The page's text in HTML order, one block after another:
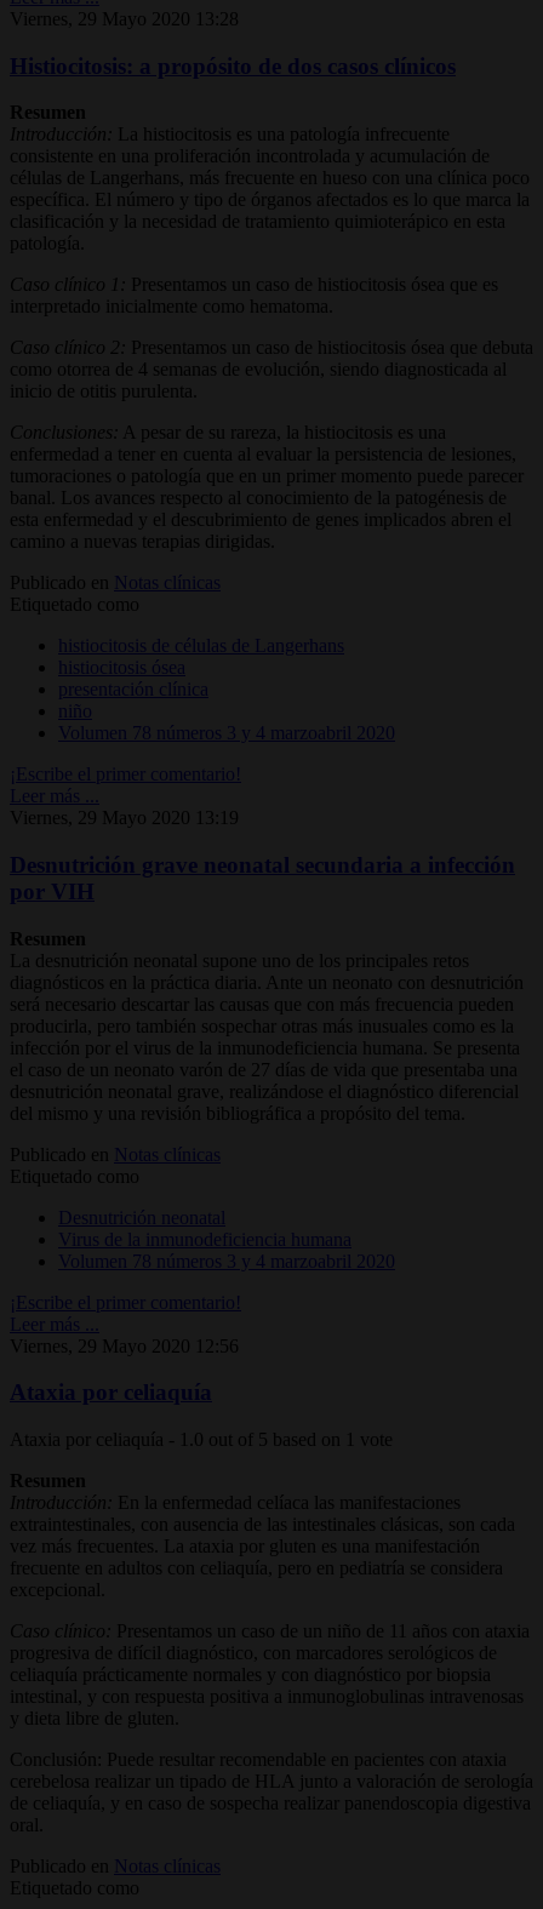
Viernes, 29 Mayo 2020 13:28
Histiocitosis: a propósito de dos casos clínicos
Resumen
Introducción:
La histiocitosis es una patología infrecuente
consistente en una proliferación incontrolada y acumulación de
células de Langerhans, más frecuente en hueso con una clínica poco
específica. El número y tipo de órganos afectados es lo que marca la
clasificación y la necesidad de tratamiento quimioterápico en esta
patología.
Caso clínico 1:
Presentamos un caso de histiocitosis ósea que es
interpretado inicialmente como hematoma.
Caso clínico 2:
Presentamos un caso de histiocitosis ósea que debuta
como otorrea de 4 semanas de evolución, siendo diagnosticada al
inicio de otitis purulenta.
Conclusiones:
A pesar de su rareza, la histiocitosis es una
enfermedad a tener en cuenta al evaluar la persistencia de lesiones,
tumoraciones o patología que en un primer momento puede parecer
banal. Los avances respecto al conocimiento de la patogénesis de
esta enfermedad y el descubrimiento de genes implicados abren el
camino a nuevas terapias dirigidas.
Publicado en
Notas clínicas
Etiquetado como
histiocitosis de células de Langerhans
histiocitosis ósea
presentación clínica
niño
Volumen 78 números 3 y 4 marzoabril 2020
¡Escribe el primer comentario!
Leer más ...
Viernes, 29 Mayo 2020 13:19
Desnutrición grave neonatal secundaria a infección
por VIH
Resumen
La desnutrición neonatal supone uno de los principales retos
diagnósticos en la práctica diaria. Ante un neonato con desnutrición
será necesario descartar las causas que con más frecuencia pueden
producirla, pero también sospechar otras más inusuales como es la
infección por el virus de la inmunodeficiencia humana. Se presenta
el caso de un neonato varón de 27 días de vida que presentaba una
desnutrición neonatal grave, realizándose el diagnóstico diferencial
del mismo y una revisión bibliográfica a propósito del tema.
Publicado en
Notas clínicas
Etiquetado como
Desnutrición neonatal
Virus de la inmunodeficiencia humana
Volumen 78 números 3 y 4 marzoabril 2020
¡Escribe el primer comentario!
Leer más ...
Viernes, 29 Mayo 2020 12:56
Ataxia por celiaquía
Ataxia por celiaquía - 1.0 out of 5 based on 1 vote
Resumen
Introducción:
En la enfermedad celíaca las manifestaciones
extraintestinales, con ausencia de las intestinales clásicas, son cada
vez más frecuentes. La ataxia por gluten es una manifestación
frecuente en adultos con celiaquía, pero en pediatría se considera
excepcional.
Caso clínico:
Presentamos un caso de un niño de 11 años con ataxia
progresiva de difícil diagnóstico, con marcadores serológicos de
celiaquía prácticamente normales y con diagnóstico por biopsia
intestinal, y con respuesta positiva a inmunoglobulinas intravenosas
y dieta libre de gluten.
Conclusión: Puede resultar recomendable en pacientes con ataxia
cerebelosa realizar un tipado de HLA junto a valoración de serología
de celiaquía, y en caso de sospecha realizar panendoscopia digestiva
oral.
Publicado en
Notas clínicas
Etiquetado como